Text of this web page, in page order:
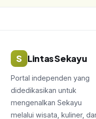
S Lintas Sekayu
Portal independen yang
didedikasikan untuk
mengenalkan Sekayu
melalui wisata, kuliner,